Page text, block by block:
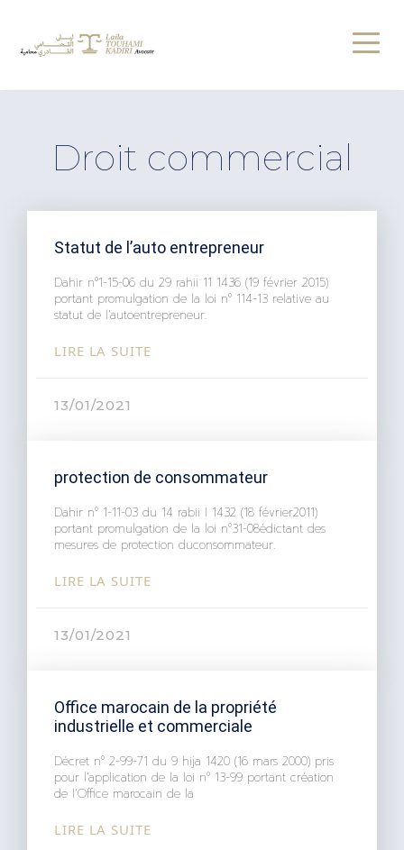
Droit commercial
Statut de l’auto entrepreneur
Dahir n°1-15-06 du 29 rahii 11 1436 (19 février 2015)
portant promulgation de la loi n° 114-13 relative au
statut de l’autoentrepreneur.
LIRE LA SUITE
13/01/2021
protection de consommateur
Dahir n° 1-11-03 du 14 rabii I 1432 (18 février2011)
portant promulgation de la loi n°31-08édictant des
mesures de protection duconsommateur.
LIRE LA SUITE
13/01/2021
Office marocain de la propriété
industrielle et commerciale
Décret n° 2-99-71 du 9 hija 1420 (16 mars 2000) pris
pour l’application de la loi n° 13-99 portant création
de l’Office marocain de la
LIRE LA SUITE